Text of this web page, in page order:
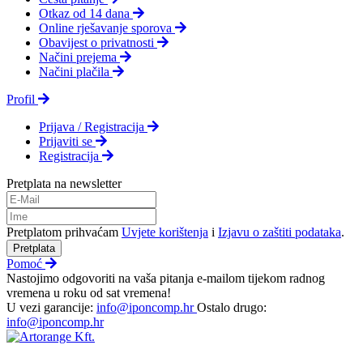
Otkaz od 14 dana
Online rješavanje sporova
Obavijest o privatnosti
Načini prejema
Načini plačila
Profil
Prijava / Registracija
Prijaviti se
Registracija
Pretplata na newsletter
Pretplatom prihvaćam Uvjete korištenja i Izjavu o zaštiti podataka.
Pretplata
Pomoć
Nastojimo odgovoriti na vaša pitanja e-mailom tijekom radnog
vremena u roku od sat vremena!
U vezi garancije: info@iponcomp.hrOstalo drugo:
info@iponcomp.hr